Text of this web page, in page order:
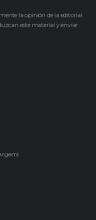
la opinión de la editorial.
este material y enviar